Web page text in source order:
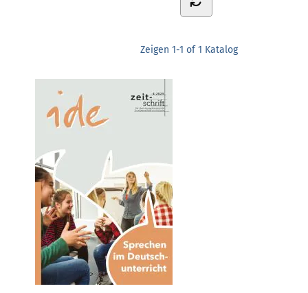
Zeigen 1-1 of 1 Katalog